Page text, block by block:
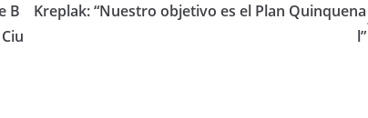
B
Kreplak: “Nuestro objetivo es el Plan Quinquena
l”